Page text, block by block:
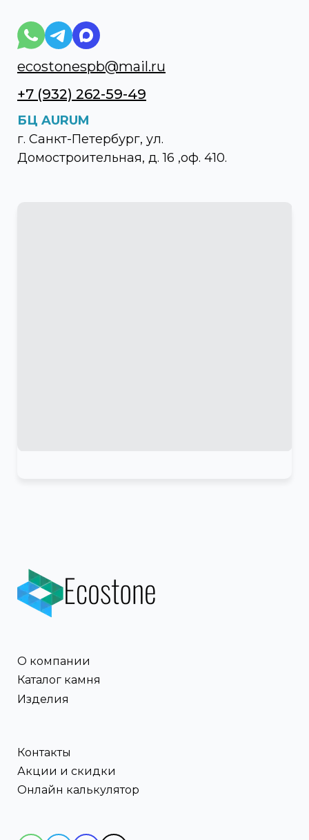
ecostonespb@mail.ru
+7 (932) 262-59-49
БЦ AURUM
г. Санкт-Петербург, ул.
Домостроительная, д. 16 ,оф. 410.
О компании
Каталог камня
Изделия
Контакты
Акции и скидки
Онлайн калькулятор